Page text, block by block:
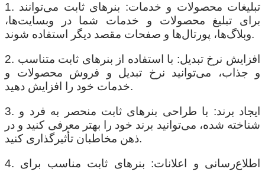
1. تبلیغات محصولات و خدمات: بنرهای ثابت می‌توانند
برای تبلیغ محصولات و خدمات شما در وبسایت‌ها،
وبلاگ‌ها، پورتال‌ها و صفحات مقصد دیگر استفاده شوند.
2. افزایش نرخ تبدیل: با استفاده از بنرهای ثابت متناسب
و جذاب، می‌توانید نرخ تبدیل و فروش محصولات و
خدمات خود را افزایش دهید.
3. ایجاد برند: با طراحی بنرهای ثابت منحصر به فرد و
شناخته شده، می‌توانید برند خود را بهتر معرفی کنید و در
ذهن مخاطبان تأثیرگذاری کنید.
4. اطلاع‌رسانی و اعلانات: بنرهای ثابت مناسب برای